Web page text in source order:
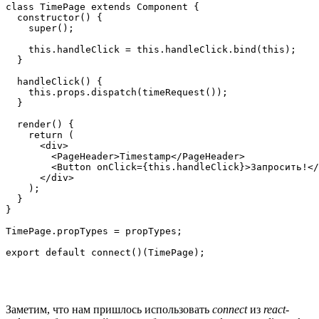
class TimePage extends Component {
  constructor() {
    super();
    this.handleClick = this.handleClick.bind(this);
  }
  handleClick() {
    this.props.dispatch(timeRequest());
  }
  render() {
    return (
      <div>
        <PageHeader>Timestamp</PageHeader>
<Button
      </div>
    );
  }
}
TimePage.propTypes = propTypes;
export default connect()(TimePage);
Заметим, что нам пришлось использовать connectиз react-